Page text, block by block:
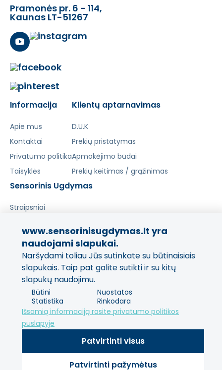
Pramonės pr. 6 - 114,
Kaunas LT-51267
Informacija
Apie mus
Kontaktai
Privatumo politika
Taisyklės
Klientų aptarnavimas
D.U.K
Prekių pristatymas
Apmokėjimo būdai
Prekių keitimas / grąžinimas
Sensorinis Ugdymas
Straipsniai
Pasidalinkite savo patirtimi!
Jūsų nuomonė svarbi mums
ir kitiems pirkėjams.
Palikti atsiliepimą
www.sensorinisugdymas.lt yra
naudojami slapukai.
Naršydami toliau Jūs sutinkate su būtinaisiais
slapukais. Taip pat galite sutikti ir su kitų
slapukų naudojimu.
Būtini
Nuostatos
Statistika
Rinkodara
Išsamią informaciją rasite privatumo politikos
puslapyje
Patvirtinti visus
Patvirtinti pažymėtus